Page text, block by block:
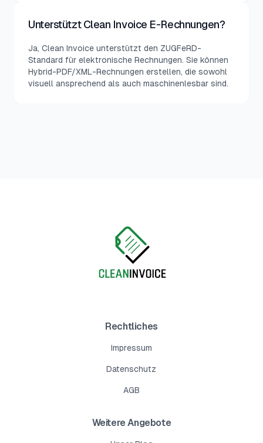
Unterstützt Clean Invoice E-Rechnungen?
Ja, Clean Invoice unterstützt den ZUGFeRD-
Standard für elektronische Rechnungen. Sie können
Hybrid-PDF/XML-Rechnungen erstellen, die sowohl
visuell ansprechend als auch maschinenlesbar sind.
Rechtliches
Impressum
Datenschutz
AGB
Weitere Angebote